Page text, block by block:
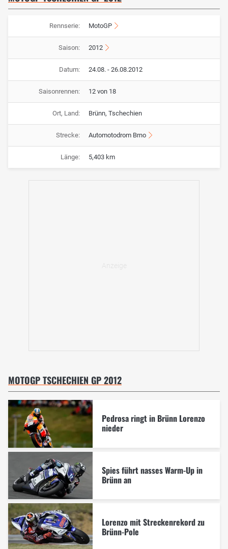
Rennserie: MotoGP
Saison: 2012
Datum: 24.08. - 26.08.2012
Saisonrennen: 12 von 18
Ort, Land: Brünn, Tschechien
Strecke: Automotodrom Brno
Länge: 5,403 km
MOTOGP TSCHECHIEN GP 2012
Pedrosa ringt in Brünn Lorenzo
nieder
Spies führt nasses Warm-Up in
Brünn an
Lorenzo mit Streckenrekord zu
Brünn-Pole